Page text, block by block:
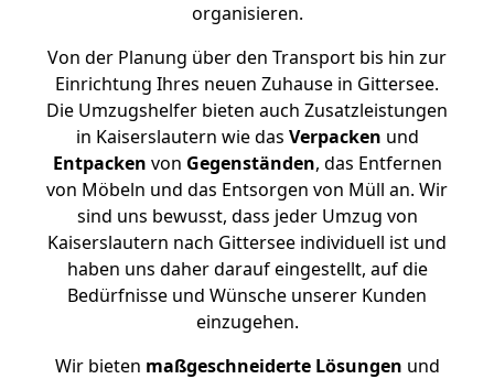
organisieren.
Von der Planung über den Transport bis hin zur
Einrichtung Ihres neuen Zuhause in Gittersee.
Die Umzugshelfer bieten auch Zusatzleistungen
in Kaiserslautern wie das Verpacken und
Entpacken von Gegenständen, das Entfernen
von Möbeln und das Entsorgen von Müll an. Wir
sind uns bewusst, dass jeder Umzug von
Kaiserslautern nach Gittersee individuell ist und
haben uns daher darauf eingestellt, auf die
Bedürfnisse und Wünsche unserer Kunden
einzugehen.
Wir bieten maßgeschneiderte Lösungen und